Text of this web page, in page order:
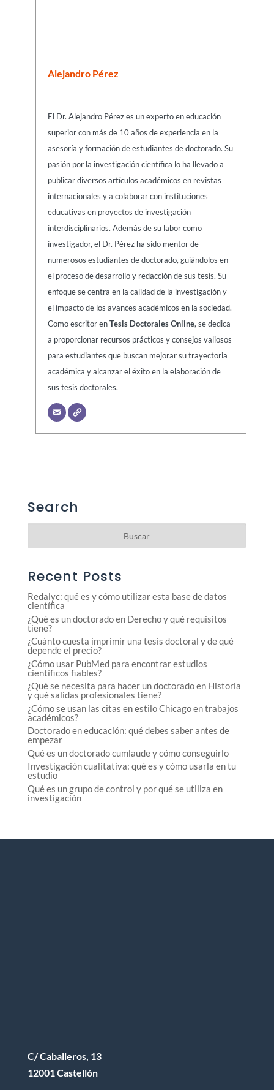
Alejandro Pérez
El Dr. Alejandro Pérez es un experto en educación
superior con más de 10 años de experiencia en la
asesoría y formación de estudiantes de doctorado. Su
pasión por la investigación científica lo ha llevado a
publicar diversos artículos académicos en revistas
internacionales y a colaborar con instituciones
educativas en proyectos de investigación
interdisciplinarios. Además de su labor como
investigador, el Dr. Pérez ha sido mentor de
numerosos estudiantes de doctorado, guiándolos en
el proceso de desarrollo y redacción de sus tesis. Su
enfoque se centra en la calidad de la investigación y
el impacto de los avances académicos en la sociedad.
Como escritor enTesis Doctorales Online, se dedica
a proporcionar recursos prácticos y consejos valiosos
para estudiantes que buscan mejorar su trayectoria
académica y alcanzar el éxito en la elaboración de
sus tesis doctorales.
Search
Recent Posts
Redalyc: qué es y cómo utilizar esta base de datos
científica
¿Qué es un doctorado en Derecho y qué requisitos
tiene?
¿Cuánto cuesta imprimir una tesis doctoral y de qué
depende el precio?
¿Cómo usar PubMed para encontrar estudios
científicos fiables?
¿Qué se necesita para hacer un doctorado en Historia
y qué salidas profesionales tiene?
¿Cómo se usan las citas en estilo Chicago en trabajos
académicos?
Doctorado en educación: qué debes saber antes de
empezar
Qué es un doctorado cumlaude y cómo conseguirlo
Investigación cualitativa: qué es y cómo usarla en tu
estudio
Qué es un grupo de control y por qué se utiliza en
investigación
C/ Caballeros, 13
12001 Castellón